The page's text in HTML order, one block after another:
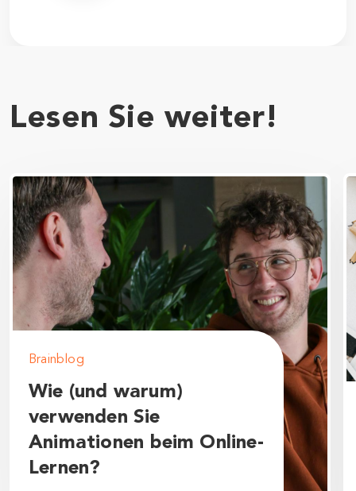
Lesen Sie weiter!
Brainblog
Wie (und warum)
verwenden Sie
Animationen beim Online-
Lernen?